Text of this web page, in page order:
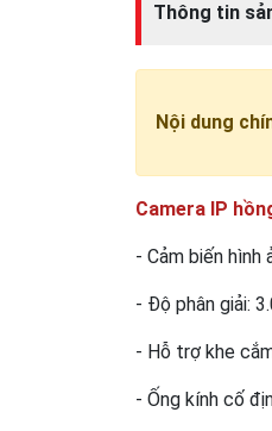
Thông tin
Nội dung
Camera IP
- Cảm biến hình
- Độ phân giải:
- Hỗ trợ khe
- Ống kính cố